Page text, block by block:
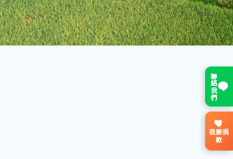
聯絡我們
我要捐
款